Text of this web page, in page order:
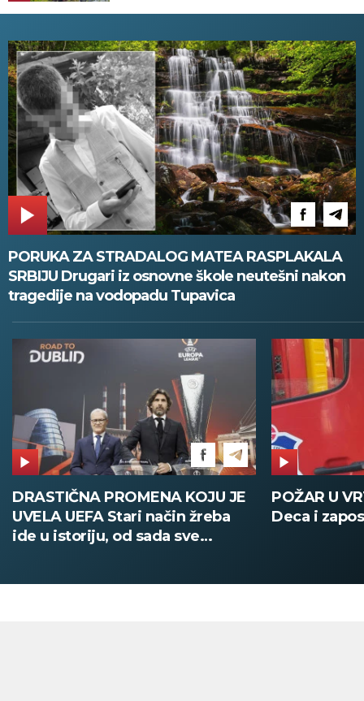
PORUKA ZA STRADALOG MATEA RASPLAKALA
SRBIJU Drugari iz osnovne škole neutešni nakon
tragedije na vodopadu Tupavica
DRASTIČNA PROMENA KOJU JE
UVELA UEFA Stari način žreba
ide u istoriju, od sada sve
POŽAR U
Deca i